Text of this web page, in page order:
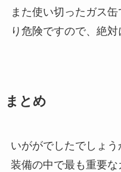
また使い切ったガス
り危険ですので、絶対
まとめ
いががでしたでしょう
装備の中で最も重要